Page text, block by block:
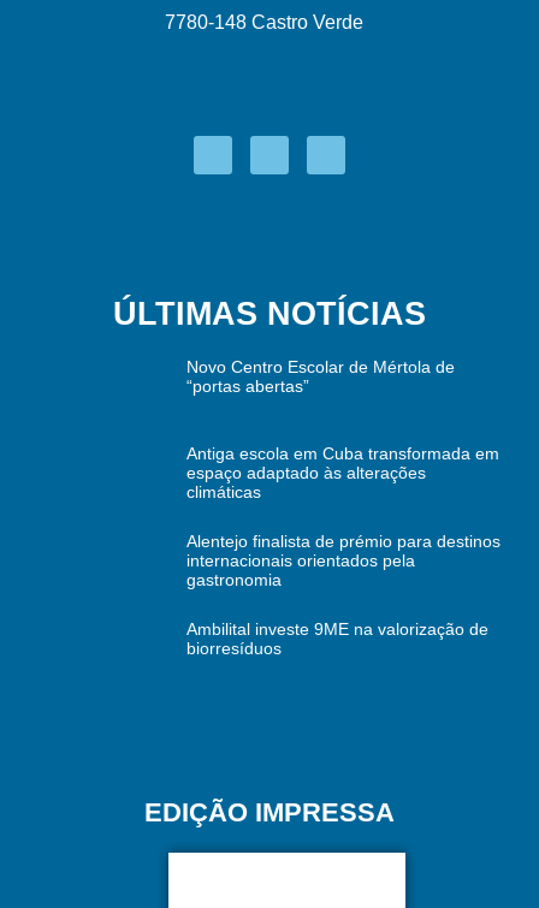
7780-148 Castro Verde
ÚLTIMAS NOTÍCIAS
Novo Centro Escolar de Mértola de
“portas abertas”
Antiga escola em Cuba transformada em
espaço adaptado às alterações
climáticas
Alentejo finalista de prémio para destinos
internacionais orientados pela
gastronomia
Ambilital investe 9ME na valorização de
biorresíduos
EDIÇÃO IMPRESSA